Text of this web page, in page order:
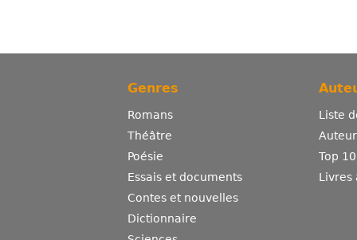
Genres
Romans
Théâtre
Poésie
Essais et documents
Contes et nouvelles
Dictionnaire
Liste
Top
Livres